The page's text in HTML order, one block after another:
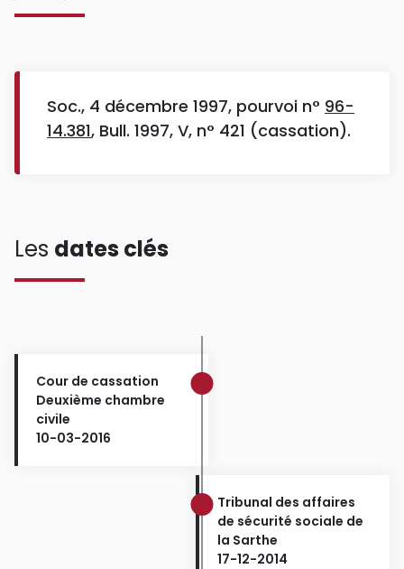
Soc., 4 décembre 1997, pourvoi n° 96-
14.381, Bull. 1997, V, n° 421 (cassation).
Les dates clés
Cour de cassation
Deuxième chambre
civile
10-03-2016
Tribunal des affaires
de sécurité sociale de
la Sarthe
17-12-2014